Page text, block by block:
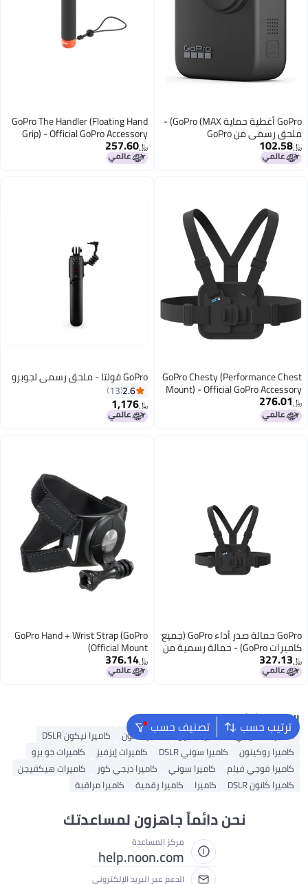
GoPro أغطية حماية GoPro (MAX) -
ملحق رسمي من GoPro
﷼‏102.58
GoPro The Handler (Floating Hand
Grip) - Official GoPro Accessory
﷼‏257.60
GoPro Chesty (Performance Chest
Mount) - Official GoPro Accessory
﷼‏276.01
GoPro فولتا - ملحق رسمي لجوبرو
2.6
13
﷼‏1,176
GoPro حمالة صدر أداء GoPro (جميع
كاميرات GoPro) - حمالة رسمية من
GoPro
﷼‏327.13
GoPro Hand + Wrist Strap (GoPro
Official Mount)
﷼‏376.14
ترتيب حسب تصنيف حسب البحث الشائع
كاميرات شاومي كاميرا نيكون كاميرا كانون
كاميرا نيكون DSLR
كاميرا روكينون
كاميرا سوني DSLR كاميرات إيزفيز
كاميرات جو برو
كاميرا فوجي فيلم
كاميرا سوني كاميرا ديجي كور
كاميرات هيكفيجن
كاميرا كانون DSLR
كاميرا كاميرا رقمية كاميرا مراقبة
نحن دائماً جاهزون لمساعدتك
مركز المساعدة
help.noon.com
الدعم عبر البريد الإلكتروني